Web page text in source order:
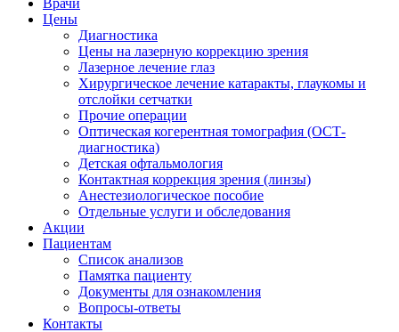
Врачи
Цены
Диагностика
Цены на лазерную коррекцию зрения
Лазерное лечение глаз
Хирургическое лечение катаракты, глаукомы и
отслойки сетчатки
Прочие операции
Оптическая когерентная томография (ОСТ-
диагностика)
Детская офтальмология
Контактная коррекция зрения (линзы)
Анестезиологическое пособие
Отдельные услуги и обследования
Акции
Пациентам
Список анализов
Памятка пациенту
Документы для ознакомления
Вопросы-ответы
Контакты